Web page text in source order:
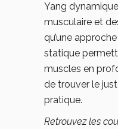
Yang
musculaire et
qu’une
statique
muscles en
de trouver le
pratique.
Retrouvez les